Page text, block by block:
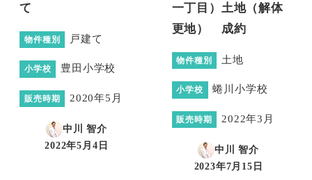
て
物件種別 戸建て
小学校 豊田小学校
販売時期 2020年5月
中川 智介
投稿日
2022年5月4日
一丁目）土地（解体
更地） 成約
物件種別 土地
小学校 蜷川小学校
販売時期 2022年3月
中川 智介
投稿日
2023年7月15日